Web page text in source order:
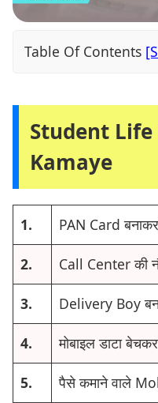
Table Of Contents
Student Life
Kamaye
1. PAN Card
2. Call Center की
3. Delivery Boy
4. मोबाइल डाटा
5. पैसे कमाने वाले